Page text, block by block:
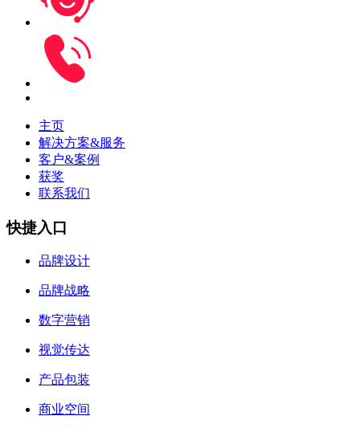
主页
解决方案&服务
客户&案例
获奖
联系我们
快捷入口
品牌设计
品牌战略
数字营销
视觉传达
产品包装
商业空间